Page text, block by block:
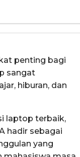
penting bagi
sangat
hiburan, dan
laptop terbaik,
hadir sebagai
yang